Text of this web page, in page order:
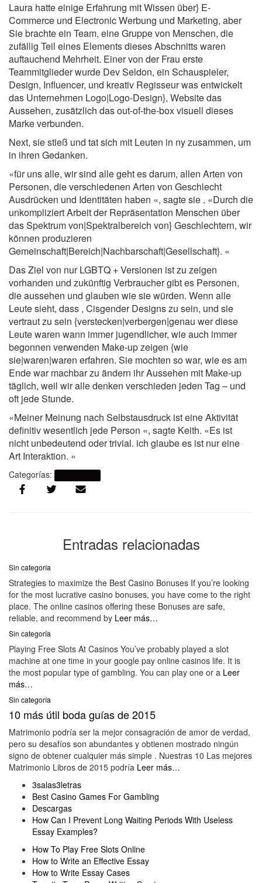
Laura hatte einige Erfahrung mit Wissen über} E-
Commerce und Electronic Werbung und Marketing, aber
Sie brachte ein Team, eine Gruppe von Menschen, die
zufällig Teil eines Elements dieses Abschnitts waren
auftauchend Mehrheit. Einer von der Frau erste
Teammitglieder wurde Dev Seldon, ein Schauspieler,
Design, Influencer, und kreativ Regisseur was entwickelt
das Unternehmen Logo|Logo-Design}, Website das
Aussehen, zusätzlich das out-of-the-box visuell dieses
Marke verbunden.
Next, sie stieß und tat sich mit Leuten in ny zusammen, um
in ihren Gedanken.
«für uns alle, wir sind alle geht es darum, allen Arten von
Personen, die verschiedenen Arten von Geschlecht
Ausdrücken und Identitäten haben «, sagte sie . «Durch die
unkompliziert Arbeit der Repräsentation Menschen über
das Spektrum von|Spektralbereich von} Geschlechtern, wir
können produzieren
Gemeinschaft|Bereich|Nachbarschaft|Gesellschaft}. «
Das Ziel von nur LGBTQ + Versionen ist zu zeigen
vorhanden und zukünftig Verbraucher gibt es Personen,
die aussehen und glauben wie sie würden. Wenn alle
Leute sieht, dass , Cisgender Designs zu sein, und sie
vertraut zu sein {verstecken|verbergen|genau wer diese
Leute waren wann immer jugendlicher, wie auch immer
begonnen verwenden Make-up zeigen {wie
sie|waren|waren erfahren. Sie mochten so war, wie es am
Ende war machbar zu ändern ihr Aussehen mit Make-up
täglich, weil wir alle denken verschieden jeden Tag – und
oft jede Stunde.
«Meiner Meinung nach Selbstausdruck ist eine Aktivität
definitiv wesentlich jede Person «, sagte Keith. «Es ist
nicht unbedeutend oder trivial. ich glaube es ist nur eine
Art Interaktion. «
Categorías:
Entradas relacionadas
Sin categoría
Strategies to maximize the Best Casino Bonuses If you’re looking
for the most lucrative casino bonuses, you have come to the right
place. The online casinos offering these Bonuses are safe,
reliable, and recommend by Leer más…
Sin categoría
Playing Free Slots At Casinos You’ve probably played a slot
machine at one time in your google pay online casinos life. It is
the most popular type of gambling. You can play one or a Leer
más…
Sin categoría
10 más útil boda guías de 2015
Matrimonio podría ser la mejor consagración de amor de verdad,
pero su desafíos son abundantes y obtienen mostrado ningún
signo de obtener cualquier más simple . Nuestras 10 Las mejores
Matrimonio Libros de 2015 podría Leer más…
3salas3letras
Best Casino Games For Gambling
Descargas
How Can I Prevent Long Waiting Periods With Useless
Essay Examples?
How To Play Free Slots Online
How to Write an Effective Essay
How to Write Essay Cases